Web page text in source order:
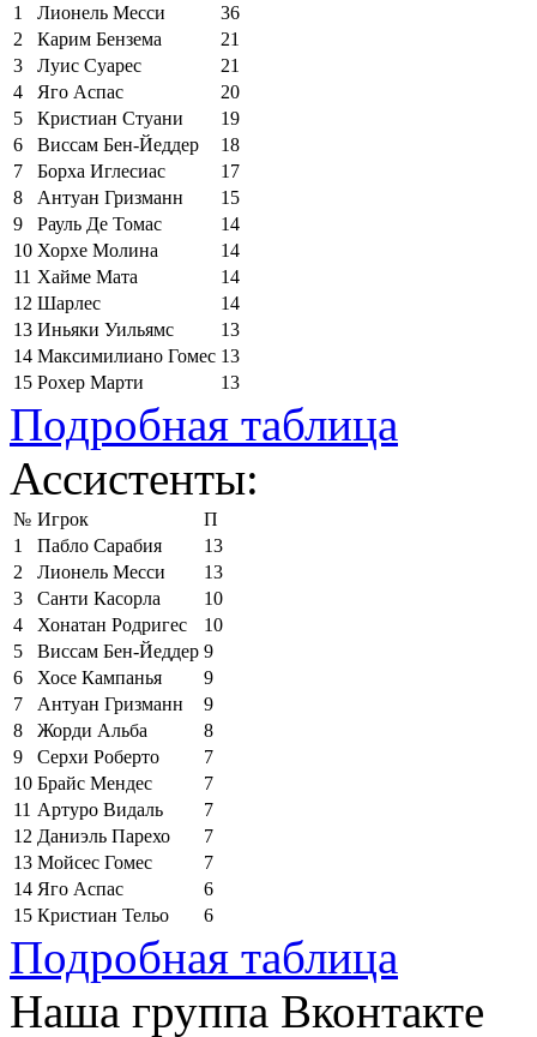
1
Лионель Месси
36
2
Карим Бензема
21
3
Луис Суарес
21
4
Яго Аспас
20
5
Кристиан Стуани
19
6
Виссам Бен-Йеддер
18
7
Борха Иглесиас
17
8
Антуан Гризманн
15
9
Рауль Де Томас
14
10 Хорхе Молина
14
11 Хайме Мата
14
12 Шарлес
14
13 Иньяки Уильямс
13
14 Максимилиано Гомес 13
15 Рохер Марти 13
Подробная таблица
Ассистенты:
№ Игрок
П
1
Пабло Сарабия
13
2
Лионель Месси
13
3
Санти Касорла
10
4
Хонатан Родригес
10
5
Виссам Бен-Йеддер 9
6
Хосе Кампанья
9
7
Антуан Гризманн
9
8
Жорди Альба
8
9
Серхи Роберто
7
10 Брайс Мендес
7
11 Артуро Видаль
7
12 Даниэль Парехо
7
13 Мойсес Гомес
7
14 Яго Аспас
6
15 Кристиан Тельо 6
Подробная таблица
Наша группа Вконтакте